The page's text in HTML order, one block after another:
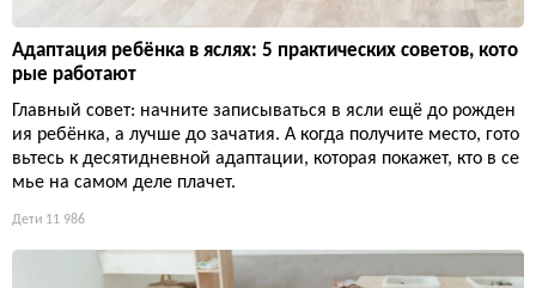
Адаптация ребёнка в яслях: 5 практических советов, кото
рые работают
Главный совет: начните записываться в ясли ещё до рожден
ия ребёнка, а лучше до зачатия. А когда получите место, гото
вьтесь к десятидневной адаптации, которая покажет, кто в се
мье на самом деле плачет.
Дети 11 986